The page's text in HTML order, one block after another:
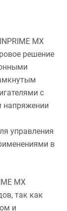
MX
решение
с
напряжении
управления
в
MX
так как
и